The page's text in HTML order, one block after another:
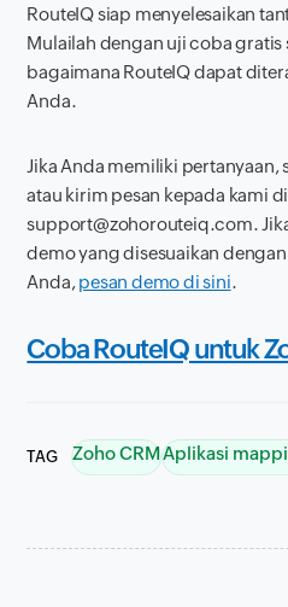
RouteIQ siap menyelesaikan
Mulailah dengan uji coba gratis
bagaimana RouteIQ dapat
Anda.
Jika Anda memiliki
atau kirim pesan kepada kami di
support@zohorouteiq.com.
demo yang disesuaikan
Anda,pesan demo di sini.
Coba RouteIQ untuk
TAG Zoho CRMAplikasi